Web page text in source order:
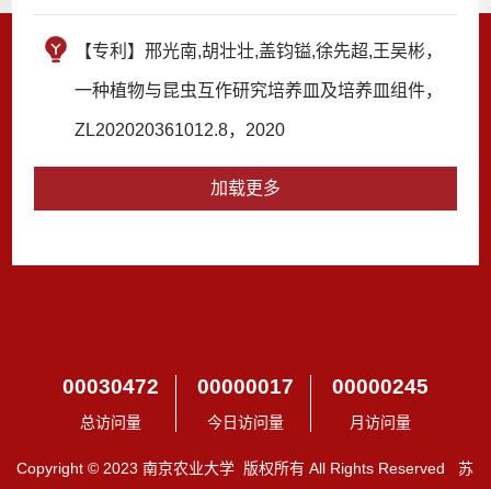
【专利】邢光南,胡壮壮,盖钧镒,徐先超,王吴彬，
一种植物与昆虫互作研究培养皿及培养皿组件，
ZL202020361012.8，2020
加载更多
00030472
总访问量
00000017
今日访问量
00000245
月访问量
Copyright © 2023 南京农业大学 版权所有 All Rights Reserved 苏